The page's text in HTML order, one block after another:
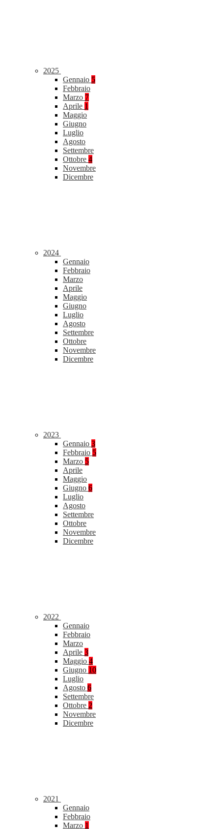
2025
Gennaio 5
Febbraio
Marzo 7
Aprile 1
Maggio
Giugno
Luglio
Agosto
Settembre
Ottobre 4
Novembre
Dicembre
2024
Gennaio
Febbraio
Marzo
Aprile
Maggio
Giugno
Luglio
Agosto
Settembre
Ottobre
Novembre
Dicembre
2023
Gennaio 3
Febbraio 5
Marzo 5
Aprile
Maggio
Giugno 6
Luglio
Agosto
Settembre
Ottobre
Novembre
Dicembre
2022
Gennaio
Febbraio
Marzo
Aprile 3
Maggio 4
Giugno 10
Luglio
Agosto 6
Settembre
Ottobre 2
Novembre
Dicembre
2021
Gennaio
Febbraio
Marzo 1